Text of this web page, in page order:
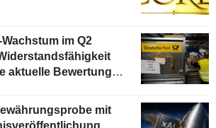
im Q2
aktuelle Bewertung
mit